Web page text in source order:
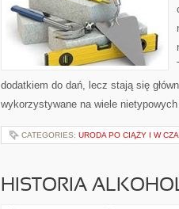
dodatkiem do dań, lecz stają się
wykorzystywane na wiele
CATEGORIES: URODA PO CIĄŻY I W
HISTORIA